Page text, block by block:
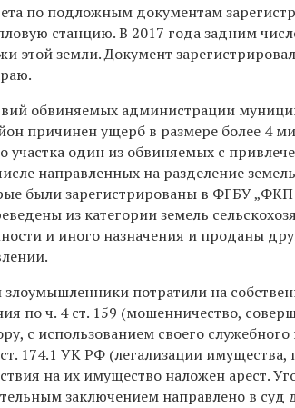
по подложным документам
станцию. В 2017 года задним
этой земли. Документ
обвиняемых администрации
причинен ущерб в размере более 4
участка один из обвиняемых с
направленных на разделение
были зарегистрированы в ФГБУ „ФКП
из категории земель
и иного назначения и проданы
потратили на
по ч. 4 ст. 159 (мошенничество,
с использованием своего
174.1 УК РФ (легализации имущества,
на их имущество наложен арест.
заключением направлено в суд